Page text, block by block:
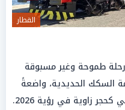
القطار
طموحة وغير مسبوقة
السكك الحديدية، واضعةً
زاوية في رؤية 2026.